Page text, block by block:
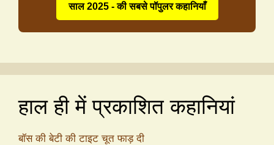
साल 2025 - की सबसे पॉपुलर कहानियाँ
हाल ही में प्रकाशित कहानियां
बॉस की बेटी की टाइट चूत फाड़ दी